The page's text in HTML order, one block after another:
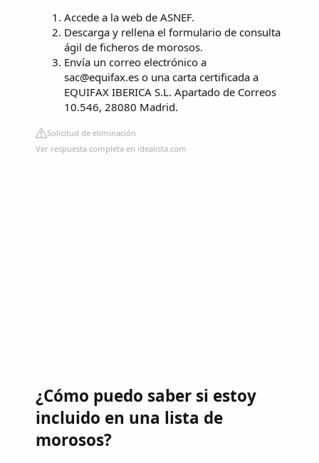
Accede a la web de ASNEF.
Descarga y rellena el formulario de consulta
ágil de ficheros de morosos.
Envía un correo electrónico a
sac@equifax.es o una carta certificada a
EQUIFAX IBERICA S.L. Apartado de Correos
10.546, 28080 Madrid.
Solicitud de eliminación
Ver respuesta completa en idealista.com
¿Cómo puedo saber si estoy
incluido en una lista de
morosos?